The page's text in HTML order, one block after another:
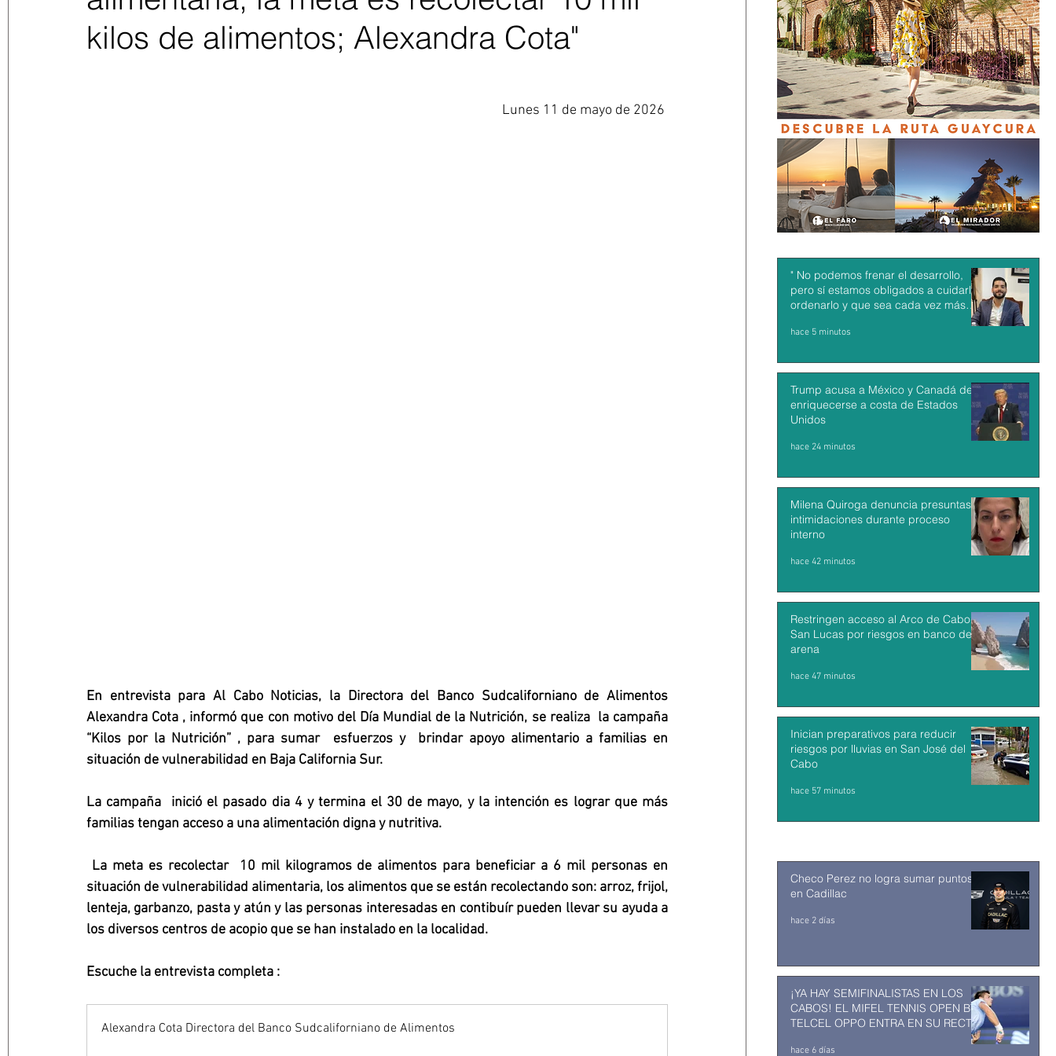
kilos de alimentos; Alexandra Cota"
Lunes 11 de mayo de 2026
En entrevista para Al Cabo Noticias, la Directora del Banco Sudcaliforniano de Alimentos
Alexandra Cota , informó que con motivo del Día Mundial de la Nutrición, se realiza  la campaña
“Kilos por la Nutrición” , para sumar  esfuerzos y  brindar apoyo alimentario a familias en
situación de vulnerabilidad en Baja California Sur.
La campaña  inició el pasado dia 4 y termina el 30 de mayo, y la intención es lograr que más
familias tengan acceso a una alimentación digna y nutritiva.
situación de vulnerabilidad alimentaria, los alimentos que se están recolectando son: arroz, frijol,
lenteja, garbanzo, pasta y atún y las personas interesadas en contibuír pueden llevar su ayuda a
los diversos centros de acopio que se han instalado en la localidad.
Escuche la entrevista completa :
Alexandra Cota Directora del Banco Sudcaliforniano de Alimentos
" No podemos frenar el desarrollo,
pero sí estamos obligados a cuidarlo,
ordenarlo y que sea cada vez más
hace 5 minutos
Trump acusa a México y Canadá de
enriquecerse a costa de Estados
Unidos
hace 24 minutos
Milena Quiroga denuncia presuntas
intimidaciones durante proceso
interno
hace 42 minutos
Restringen acceso al Arco de Cabo
San Lucas por riesgos en banco de
arena
hace 47 minutos
Inician preparativos para reducir
riesgos por lluvias en San José del
Cabo
hace 57 minutos
Checo Perez no logra sumar puntos
en Cadillac
hace 2 días
¡YA HAY SEMIFINALISTAS EN LOS
CABOS! EL MIFEL TENNIS OPEN BY
TELCEL OPPO ENTRA EN SU RECTA
hace 6 días